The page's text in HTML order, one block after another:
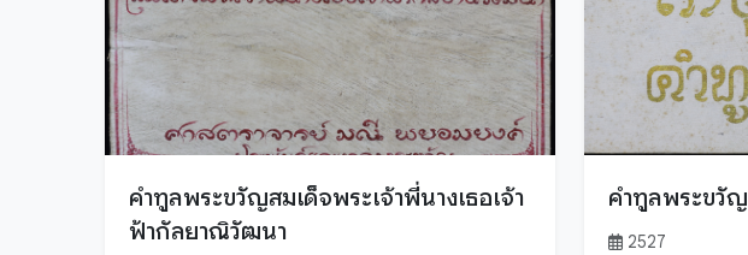
ปัตตานี
พระนครศรีอยุธยา
พะเยา
พังงา
พิจิตร
คำทูลพระขวัญสมเด็จพระเจ้าพี่นางเธอเจ้า
ฟ้ากัลยาณิวัฒนา
คำทูลพระขวัญ
2527